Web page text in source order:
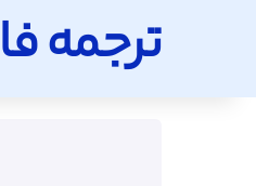
ترجمه فا